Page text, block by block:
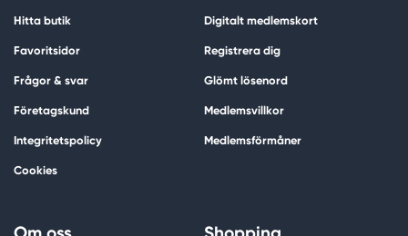
Hitta butik
Favoritsidor
Frågor & svar
Företagskund
Integritetspolicy
Cookies
Digitalt medlemskort
Registrera dig
Glömt lösenord
Medlemsvillkor
Medlemsförmåner